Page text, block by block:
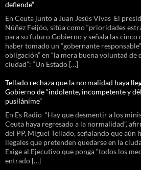
defiende”
En Ceuta junto a Juan Jesús Vivas El
Núñez Feijóo, sitúa como “prioridades
para su futuro Gobierno y señala las cinco
haber tomado un “gobernante
obligación” en “la mera buena voluntad de
ciudad”: “Un Estado […]
Tellado rechaza que la normalidad haya
Gobierno de “indolente, incompetente y
pusilánime”
En Es Radio “Hay que desmentir a los
Ceuta haya regresado a la normalidad”,
del PP, Miguel Tellado, señalando que aún
ilegales que pretenden quedarse en la
Exige al Ejecutivo que ponga “todos los
entrado […]